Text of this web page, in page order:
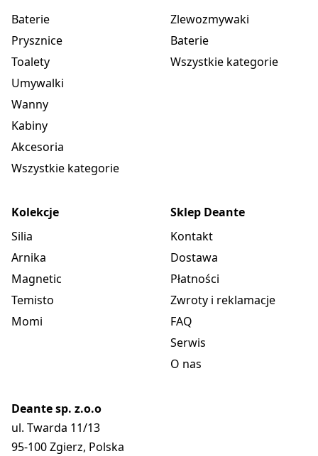
Baterie
Prysznice
Toalety
Umywalki
Wanny
Kabiny
Akcesoria
Wszystkie kategorie
Zlewozmywaki
Baterie
Wszystkie kategorie
Kolekcje
Silia
Arnika
Magnetic
Temisto
Momi
Sklep Deante
Kontakt
Dostawa
Płatności
Zwroty i reklamacje
FAQ
Serwis
O nas
Deante sp. z.o.o
ul. Twarda 11/13
95-100 Zgierz, Polska